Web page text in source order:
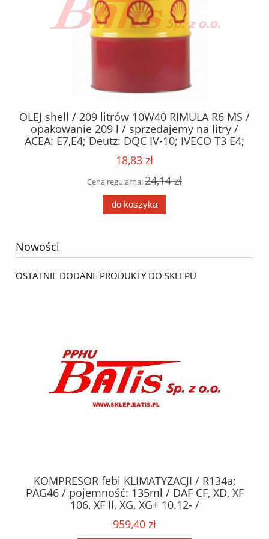
OLEJ shell / 209 litrów 10W40 RIMULA R6 MS /
opakowanie 209 l / sprzedajemy na litry /
ACEA: E7,E4; Deutz: DQC IV-10; IVECO T3 E4;
MAN: M3277; MTU: Category 3; Renault Trucks:
RXD; Scania: LDF-2, LDF-3; Volvo: VDS-3
18,83 zł
Cena regularna:24,14 zł
do koszyka
Nowości
OSTATNIE DODANE PRODUKTY DO SKLEPU
KOMPRESOR febi KLIMATYZACJI / R134a;
PAG46 / pojemność: 135ml / DAF CF, XD, XF
106, XF II, XG, XG+ 10.12- /
959,40 zł